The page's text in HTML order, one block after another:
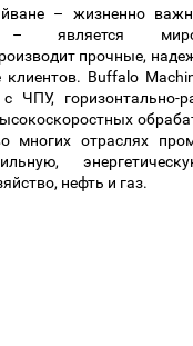
– жизненно
– является
прочные,
Buffalo
ЧПУ, горизонтально-
многих отраслях
нефть и газ.